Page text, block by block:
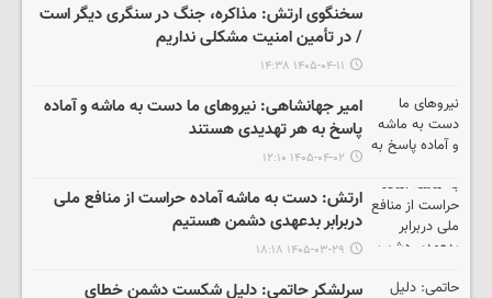
سخنگوی ارتش: مذاکره، جنگ در سنگری دیگر است
/ در تأمین امنیت مشکلی نداریم
۱۴۰۵-۰۴-۱۱ ۱۴:۳۸
امیر جهانشاهی: نیروهای ما دست به ماشه و آماده
پاسخ به هر تهدیدی هستند
۱۴۰۵-۰۴-۰۲ ۱۲:۱۰
ارتش: دست به ماشه آماده حراست از منافع ملی
دربرابر بدعهدی دشمن هستیم
۱۴۰۵-۰۳-۲۹ ۱۸:۱۸
سرلشکر حاتمی: دلیل شکست دشمن خطای